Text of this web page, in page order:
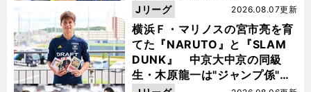
横浜Ｆ・マリノスの宮市亮を育
てた『NARUTO』と『SLAM
DUNK』 中京大中京の同級
生・木原龍一は"ジャンプ係"だ
2026.08.07更新
Jリーグ